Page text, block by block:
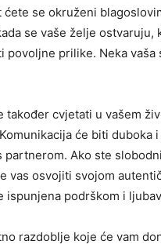
ćete se okruženi
se vaše želje
povoljne prilike. Neka
također cvjetati u vašem
će biti
partnerom. Ako ste
vas osvojiti svojom
ispunjena podrškom i
razdoblje koje će vam